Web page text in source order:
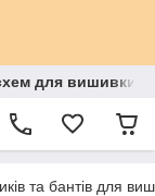
для вишивки
та бантів для